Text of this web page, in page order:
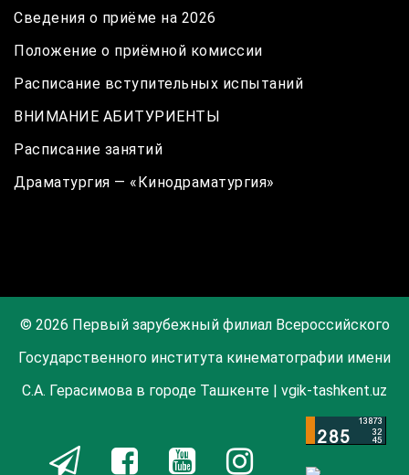
Сведения о приёме на 2026
Положение о приёмной комиссии
Расписание вступительных испытаний
ВНИМАНИЕ АБИТУРИЕНТЫ
Расписание занятий
Драматургия — «Кинодраматургия»
© 2026 Первый зарубежный филиал Всероссийского
Государственного института кинематографии имени
С.А. Герасимова в городе Ташкенте | vgik-tashkent.uz